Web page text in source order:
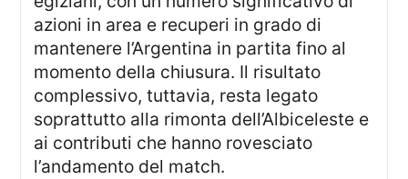
azioni in area e recuperi in grado di
mantenere l’Argentina in partita fino al
momento della chiusura. Il risultato
complessivo, tuttavia, resta legato
soprattutto alla rimonta dell’Albiceleste e
ai contributi che hanno rovesciato
l’andamento del match.